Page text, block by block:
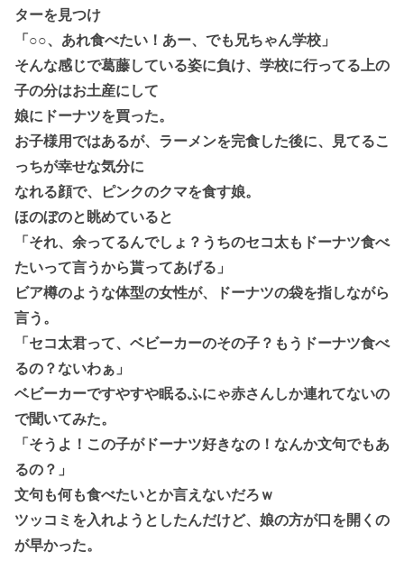
ターを見つけ
「○○、あれ食べたい！あー、でも兄ちゃん学校」
そんな感じで葛藤している姿に負け、学校に行ってる上の
子の分はお土産にして
娘にドーナツを買った。
お子様用ではあるが、ラーメンを完食した後に、見てるこ
っちが幸せな気分に
なれる顔で、ピンクのクマを食す娘。
ほのぼのと眺めていると
「それ、余ってるんでしょ？うちのセコ太もドーナツ食べ
たいって言うから貰ってあげる」
ビア樽のような体型の女性が、ドーナツの袋を指しながら
言う。
「セコ太君って、ベビーカーのその子？もうドーナツ食べ
るの？ないわぁ」
ベビーカーですやすや眠るふにゃ赤さんしか連れてないの
で聞いてみた。
「そうよ！この子がドーナツ好きなの！なんか文句でもあ
るの？」
文句も何も食べたいとか言えないだろｗ
ツッコミを入れようとしたんだけど、娘の方が口を開くの
が早かった。